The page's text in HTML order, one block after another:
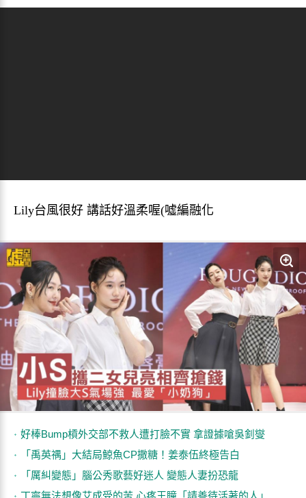
Lily台風很好 講話好溫柔喔(噓編融化
好棒Bump槓外交部不救人遭打臉不實 拿證據嗆吳釗燮
「禹英禑」大結局鯨魚CP撒糖！姜泰伍終極告白
「厲糾變態」腦公秀歌藝好迷人 變態人妻扮恐龍
丁寧無法想像艾成受的苦 心疼王瞳「請善待活著的人」